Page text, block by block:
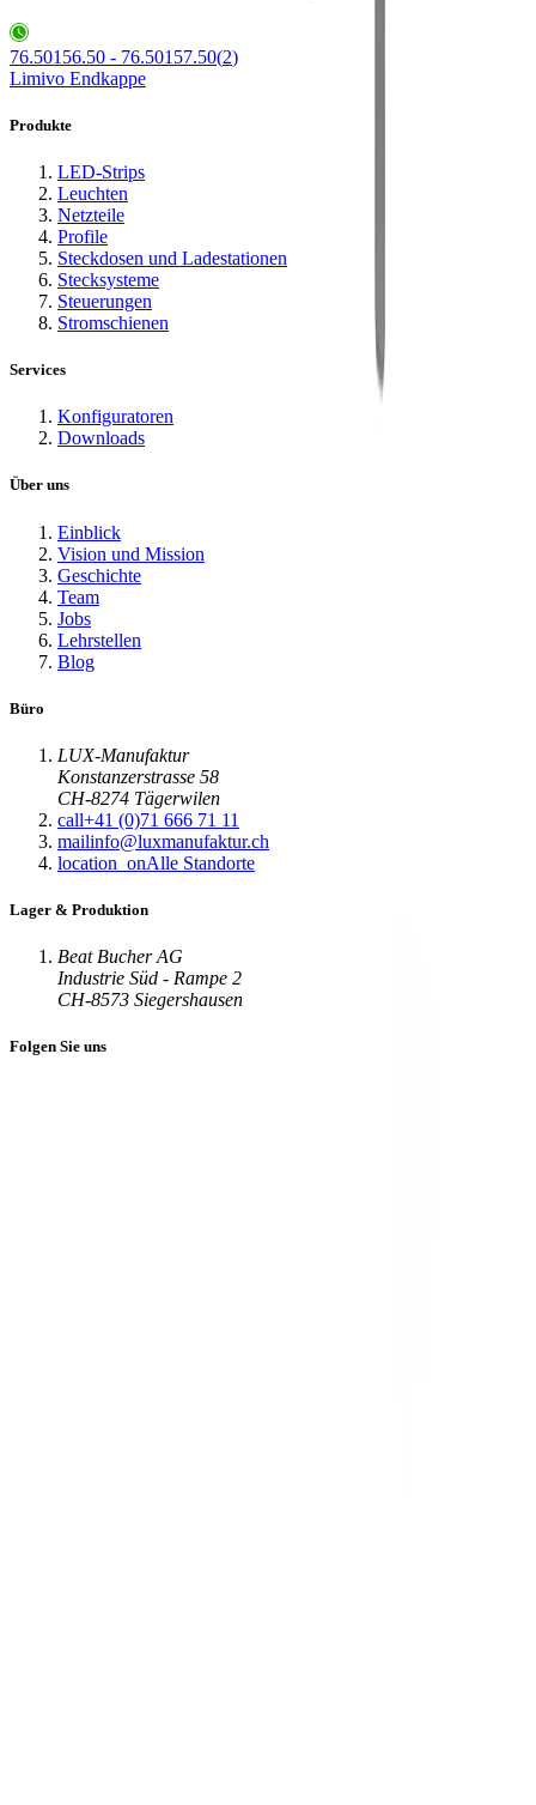
76.50156.50 - 76.50157.50(2)
Limivo Endkappe
Produkte
LED-Strips
Leuchten
Netzteile
Profile
Steckdosen und Ladestationen
Stecksysteme
Steuerungen
Stromschienen
Services
Konfiguratoren
Downloads
Über uns
Einblick
Vision und Mission
Geschichte
Team
Jobs
Lehrstellen
Blog
Büro
LUX-Manufaktur
Konstanzerstrasse 58
CH-8274 Tägerwilen
call+41 (0)71 666 71 11
mailinfo@luxmanufaktur.ch
location_onAlle Standorte
Lager & Produktion
Beat Bucher AG
Industrie Süd - Rampe 2
CH-8573 Siegershausen
Folgen Sie uns